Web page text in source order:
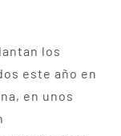
los
este año en
en unos